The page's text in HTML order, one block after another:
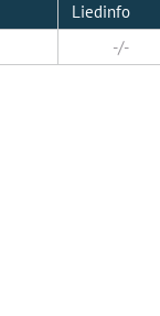
-/-
Liedinfo